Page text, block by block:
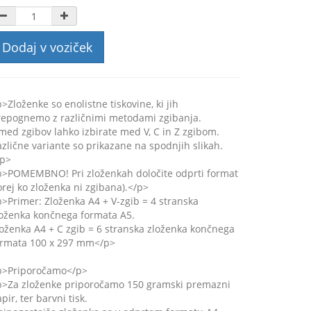
Dodaj v voziček
so enolistne tiskovine, ki jih
z različnimi metodami zgibanja.
zgibov lahko izbirate med V, C in Z zgibom.
variante so prikazane na spodnjih slikah.
Pri zloženkah določite odprti format
ko zloženka ni zgibana).</p>
Zloženka A4 + V-zgib = 4 stranska
končnega formata A5.
A4 + C zgib = 6 stranska zloženka končnega
100 x 297 mm</p>
p>
zloženke priporočamo 150 gramski premazni
ter barvni tisk.